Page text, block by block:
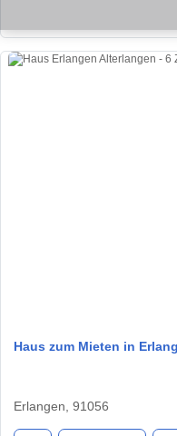
Haus zum Mieten in
Erlangen, 91056